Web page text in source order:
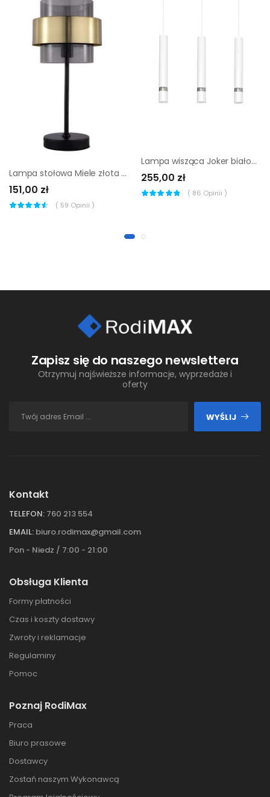
Lampa stołowa Miele złota E27 Light Prestige
151,00 zł
( 59 Opinii )
Lampa wisząca Joker biało-srebrna 3 x GU10 Milagro
255,00 zł
( 86 Opinii )
Zapisz się do naszego newslettera
Otrzymuj najświeższe informacje, wyprzedaże i
oferty
WYŚLIJ
Kontakt
TELEFON: 760 213 554
EMAIL: biuro.rodimax@gmail.com
Pon - Niedz / 7:00 - 21:00
Obsługa Klienta
Formy płatności
Czas i koszty dostawy
Zwroty i reklamacje
Regulaminy
Pomoc
Poznaj RodiMax
Praca
Biuro prasowe
Dostawcy
Zostań naszym Wykonawcą